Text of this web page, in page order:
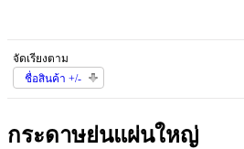
จัดเรียงตาม
ชื่อสินค้า +/-
กระดาษย่นแผ่นใหญ่